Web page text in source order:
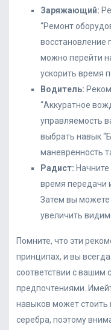
Заряжающий:
“Ремонт
восстановление
можно перейти
ускорить время
Водитель:
“Аккуратное
управляемость
выбрать навык
маневренность
Радист:
время передачи
Затем вы можете
увеличить
Помните, что эти
принципах, и вы
соответствии с вашим
предпочтениями.
навыков может стоить
серебра, поэтому